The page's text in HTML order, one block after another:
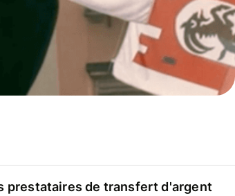
prestataires de transfert d'argent